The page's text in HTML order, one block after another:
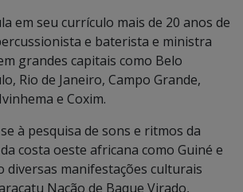
em seu currículo mais de 20 anos de
e baterista e ministra
grandes capitais como Belo
Rio de Janeiro, Campo Grande,
e Coxim.
à pesquisa de sons e ritmos da
costa oeste africana como Guiné e
diversas manifestações culturais
Nação de Baque Virado,